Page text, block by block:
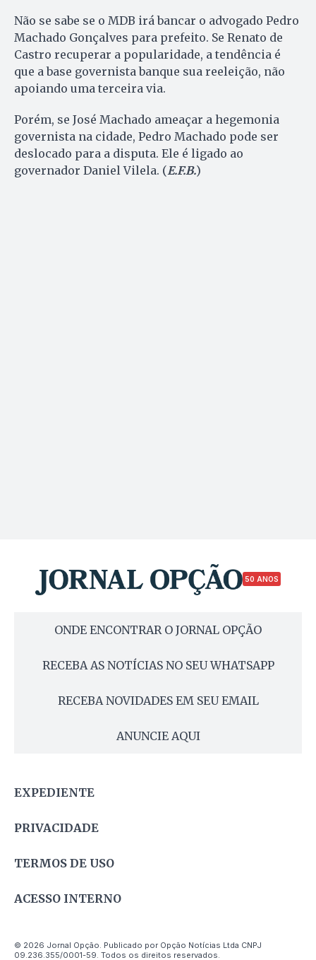
Não se sabe se o MDB irá bancar o advogado Pedro
Machado Gonçalves para prefeito. Se Renato de
Castro recuperar a popularidade, a tendência é
que a base governista banque sua reeleição, não
apoiando uma terceira via.
Porém, se José Machado ameaçar a hegemonia
governista na cidade, Pedro Machado pode ser
deslocado para a disputa. Ele é ligado ao
governador Daniel Vilela. (E.F.B.)
50 ANOS
ONDE ENCONTRAR O JORNAL OPÇÃO
RECEBA AS NOTÍCIAS NO SEU WHATSAPP
RECEBA NOVIDADES EM SEU EMAIL
ANUNCIE AQUI
EXPEDIENTE
PRIVACIDADE
TERMOS DE USO
ACESSO INTERNO
© 2026 Jornal Opção. Publicado por Opção Notícias Ltda CNPJ
09.236.355/0001-59. Todos os direitos reservados.